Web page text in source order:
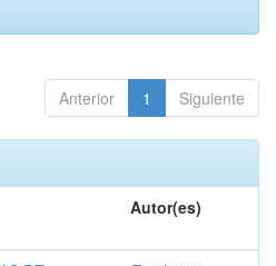
Anterior 1 Siguiente
Autor(es)